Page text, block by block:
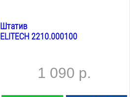
Штатив
ELITECH 2210.000100
1 090 р.